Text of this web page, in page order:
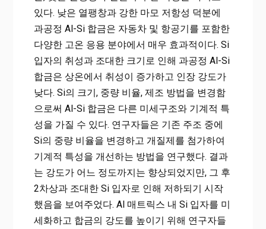
있다. 낮은 열팽창과 강한 마모 저항성 덕분에
과공정 Al-Si 합금은 자동차 및 항공기를 포함한
다양한 고온 응용 분야에서 매우 효과적이다. Si
입자의 취성과 조대한 크기로 인해 과공정 Al-Si
합금은 상온에서 취성이 증가하고 인장 강도가
낮다. Si의 크기, 중량 비율, 제조 방법을 변경함
으로써 Al-Si 합금은 다른 미세구조와 기계적 특
성을 가질 수 있다. 연구자들은 기존 주조 중에
Si의 중량 비율을 변경하고 개질제를 첨가하여
기계적 특성을 개선하는 방법을 연구했다. 결과
는 강도가 어느 정도까지는 향상되었지만, 그 후
2차상과 조대한 Si 입자로 인해 저하되기 시작
했음을 보여주었다. Al 매트릭스 내 Si 입자를 미
세화하고 합금의 강도를 높이기 위해 연구자들